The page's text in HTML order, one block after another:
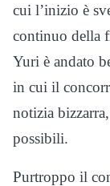
cui l’inizio è
continuo della
Yuri è andato
in cui il
notizia
possibili.
Purtroppo il